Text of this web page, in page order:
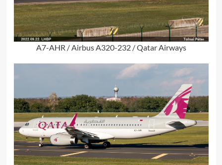
A7-AHR / Airbus A320-232 / Qatar Airways